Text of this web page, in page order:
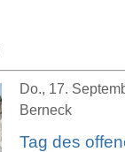
Do., 17.
Berneck
Tag des